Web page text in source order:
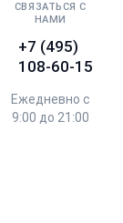
СВЯЗАТЬСЯ С
НАМИ
+7 (495)
108-60-15
Ежедневно с
9:00 до 21:00